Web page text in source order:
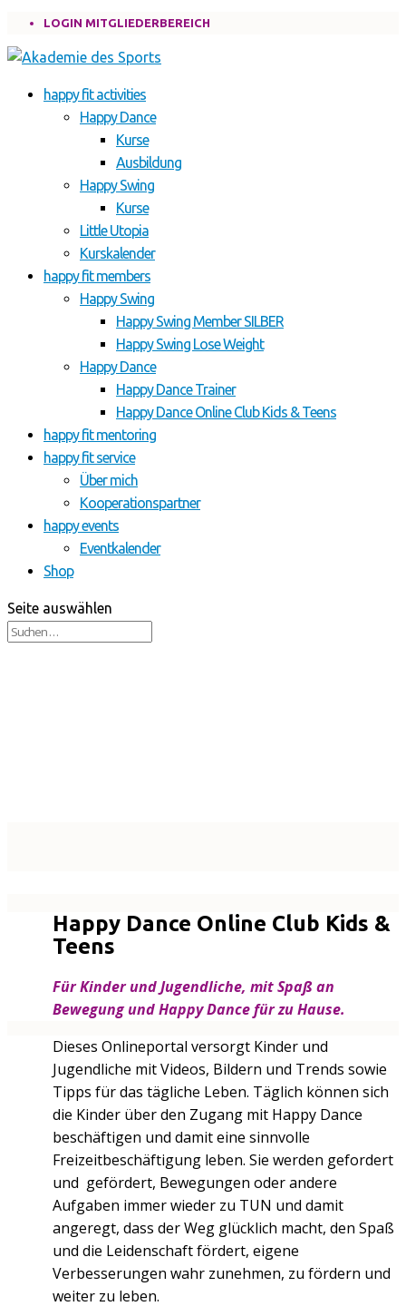
LOGIN MITGLIEDERBEREICH
happy fit activities
Happy Dance
Kurse
Ausbildung
Happy Swing
Kurse
Little Utopia
Kurskalender
happy fit members
Happy Swing
Happy Swing Member SILBER
Happy Swing Lose Weight
Happy Dance
Happy Dance Trainer
Happy Dance Online Club Kids & Teens
happy fit mentoring
happy fit service
Über mich
Kooperationspartner
happy events
Eventkalender
Shop
Seite auswählen
Happy Dance Online Club Kids &
Teens
Für Kinder und Jugendliche, mit Spaß an
Bewegung und Happy Dance für zu Hause.
Dieses Onlineportal versorgt Kinder und
Jugendliche mit Videos, Bildern und Trends sowie
Tipps für das tägliche Leben. Täglich können sich
die Kinder über den Zugang mit Happy Dance
beschäftigen und damit eine sinnvolle
Freizeitbeschäftigung leben. Sie werden gefordert
und gefördert, Bewegungen oder andere
Aufgaben immer wieder zu TUN und damit
angeregt, dass der Weg glücklich macht, den Spaß
und die Leidenschaft fördert, eigene
Verbesserungen wahr zunehmen, zu fördern und
weiter zu leben.